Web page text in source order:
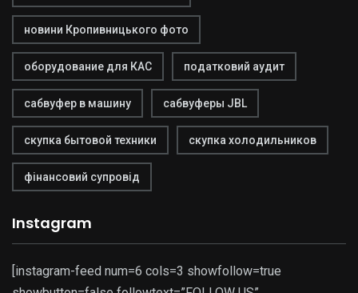
новини Кропивницького фото
оборудование для КАС податковий аудит
сабвуфер в машину сабвуферы JBL
скупка бытовой техники скупка холодильников
фінансовий супровід
Instagram
[instagram-feed num=6 cols=3 showfollow=true